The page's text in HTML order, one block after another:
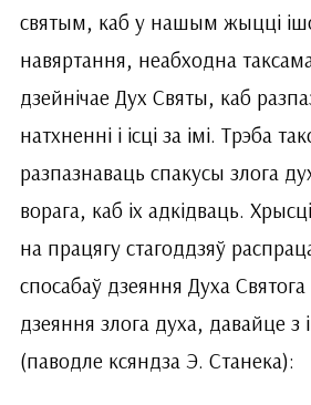
святым, каб у нашым жыцці
навяртання, неабходна
дзейнічае Дух Святы, каб
натхненні і ісці за імі. Трэба
разпазнаваць спакусы злога
ворага, каб іх адкідваць.
на працягу стагоддзяў
спосабаў дзеяння Духа
дзеяння злога духа, давайце з
(паводле ксяндза Э. Станека):